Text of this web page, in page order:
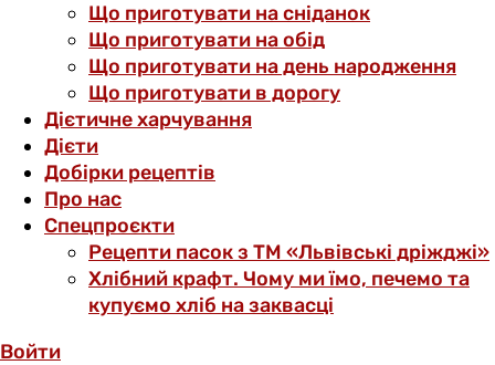
Що приготувати на сніданок
Що приготувати на обід
Що приготувати на день народження
Що приготувати в дорогу
Дієтичне харчування
Дієти
Добірки рецептів
Про нас
Спецпроєкти
Рецепти пасок з ТМ «Львівські дріжджі»
Хлібний крафт. Чому ми їмо, печемо та
купуємо хліб на заквасці
Войти